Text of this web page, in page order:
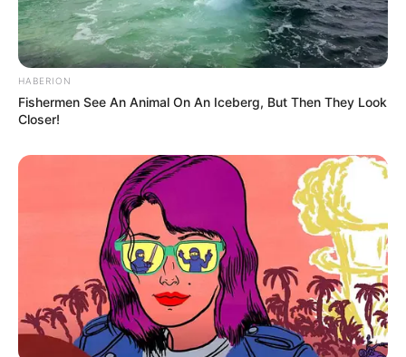
HABERION
Fishermen See An Animal On An Iceberg, But Then They Look
Closer!